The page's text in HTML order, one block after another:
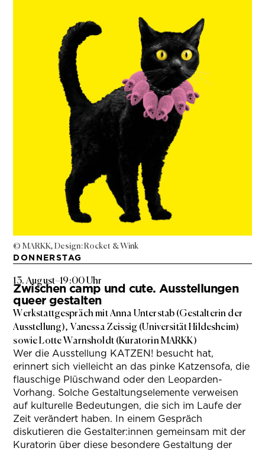
© MARKK, Design: Rocket & Wink
DONNERSTAG
13. August–19:00 Uhr
Zwischen camp und cute. Ausstellungen
queer gestalten
Werkstattgespräch mit Anna Unterstab (Gestalterin der
Ausstellung), Vanessa Zeissig (Universität Hildesheim)
sowie Lotte Warnsholdt (Kuratorin MARKK)
Wer die Ausstellung KATZEN! besucht hat,
erinnert sich vielleicht an das pinke Katzensofa, die
flauschige Plüschwand oder den Leoparden-
Vorhang. Solche Gestaltungselemente verweisen
auf kulturelle Bedeutungen, die sich im Laufe der
Zeit verändert haben. In einem Gespräch
diskutieren die Gestalter:innen gemeinsam mit der
Kuratorin über diese besondere Gestaltung der